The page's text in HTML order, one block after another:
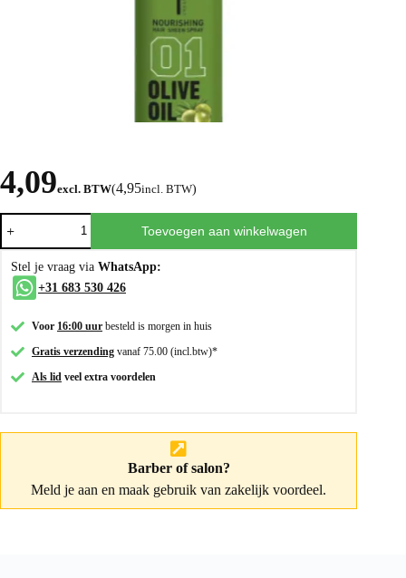
4,09excl. BTW(4,95incl. BTW)
Toevoegen aan winkelwagen
Stel je vraag via WhatsApp:
+31 683 530 426
Voor 16:00 uur besteld is morgen in huis
Gratis verzending vanaf 75.00 (incl.btw)*
Als lid veel extra voordelen
Barber of salon?
Meld je aan en maak gebruik van zakelijk voordeel.